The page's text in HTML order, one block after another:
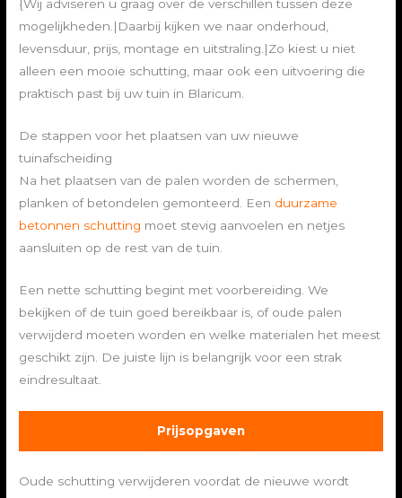
{Wij adviseren u graag over de verschillen tussen deze
mogelijkheden.|Daarbij kijken we naar onderhoud,
levensduur, prijs, montage en uitstraling.|Zo kiest u niet
alleen een mooie schutting, maar ook een uitvoering die
praktisch past bij uw tuin in Blaricum.
De stappen voor het plaatsen van uw nieuwe
tuinafscheiding
Na het plaatsen van de palen worden de schermen,
planken of betondelen gemonteerd. Een duurzame
betonnen schutting moet stevig aanvoelen en netjes
aansluiten op de rest van de tuin.
Een nette schutting begint met voorbereiding. We
bekijken of de tuin goed bereikbaar is, of oude palen
verwijderd moeten worden en welke materialen het meest
geschikt zijn. De juiste lijn is belangrijk voor een strak
eindresultaat.
Prijsopgaven
Oude schutting verwijderen voordat de nieuwe wordt